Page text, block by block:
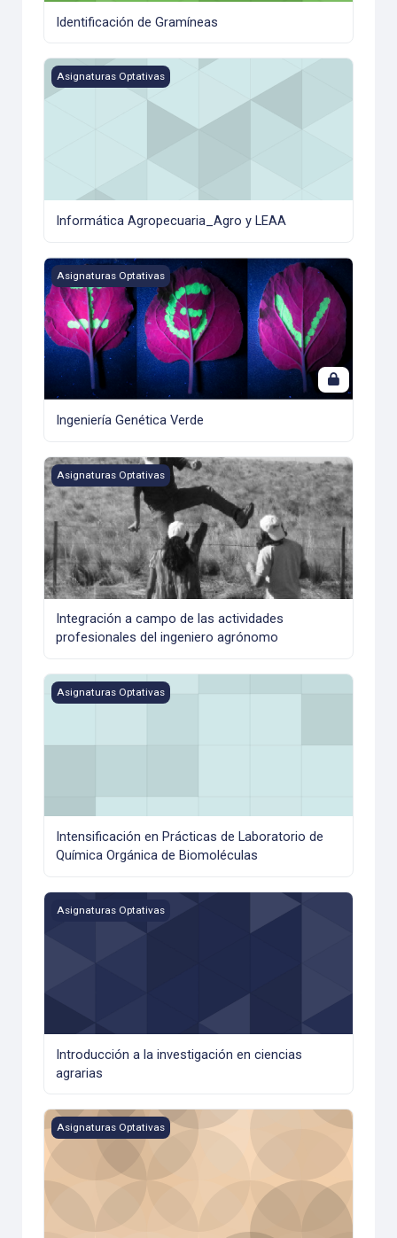
Identificación de Gramíneas
Informática Agropecuaria_Agro y LEAA
Asignaturas Optativas
Informática Agropecuaria_Agro y LEAA
Ingeniería Genética Verde
Asignaturas Optativas
Ingeniería Genética Verde
Integración a campo de las actividades profesionales del
Asignaturas Optativas
Integración a campo de las actividades
profesionales del ingeniero agrónomo
Intensificación en Prácticas de Laboratorio de Química
Asignaturas Optativas
Intensificación en Prácticas de Laboratorio de
Química Orgánica de Biomoléculas
Introducción a la investigación en ciencias agrarias
Asignaturas Optativas
Introducción a la investigación en ciencias
agrarias
Introducción a los Biocombustibles
Asignaturas Optativas